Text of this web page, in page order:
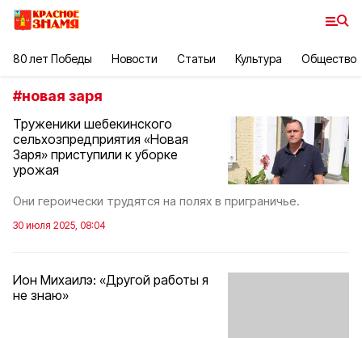
80 лет Победы Новости Статьи Культура Общество
#новая заря
Труженики шебекинского
сельхозпредприятия «Новая
Заря» приступили к уборке
урожая
Они героически трудятся на полях в приграничье.
30 июля 2025, 08:04
Ион Михаилэ: «Другой работы я
не знаю»